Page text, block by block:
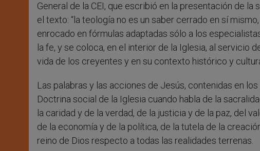
General de la CEI, que escribió en la presentación de la
el texto: “la teología no es un saber cerrado en sí
enrocado en fórmulas adaptadas sólo a los
la fe, y se coloca, en el interior de la Iglesia, al servicio
vida de los creyentes y en su contexto histórico y
Las palabras y las acciones de Jesús, contenidas en
Doctrina social de la Iglesia cuando habla de la
la caridad y de la verdad, de la justicia y de la paz, del
de la economía y de la política, de la tutela de la
reino de Dios respecto a todas las realidades terrenas.